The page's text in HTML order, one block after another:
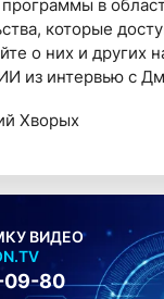
в
которые
о них и других
из интервью с
Хворых
ВИДЕО
09-80